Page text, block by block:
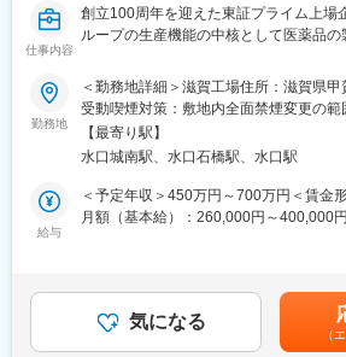
どの治療薬など
・一般用目薬の販売「サンテ」ブラン
・眼科関連の医療機器・製剤技術の開
容器や製剤技術を追求
◇参考ページ
・ドクターから信頼されるわけ
・当社だからできる「目」への挑戦
https://www.santen.com/jp/recruit/
※直近１年以内に自己応募、または他人
ションへご応募をされた方の再応募は
仕事内容
創立100周年を迎えた東証プライム上場
ループの生産機能の中核として医薬品
生産体制を徹底。
土日祝休み／残業15時間程度／食堂あり
■業務概要
当社滋賀工場にて、医薬品製剤（錠剤・
インに関わる業務をお任せします。製造
ネジメント、工程の改善や品質確保など
■業務詳細
・医薬品の製造業務マネジメント（製剤
勤務地
＜勤務地詳細＞滋賀工場住所：滋賀県
受動喫煙対策：敷地内全面禁煙変更の
【最寄り駅】
水口城南駅、水口石橋駅、水口駅
給与
＜予定年収＞450万円～700万円＜賃金
月額（基本給）：260,000円～400,000
月）、賞与年2回（7月・12月）賃金は
り、選考を通じて上下する可能性があり
当を含めた表記です。
気になる
（